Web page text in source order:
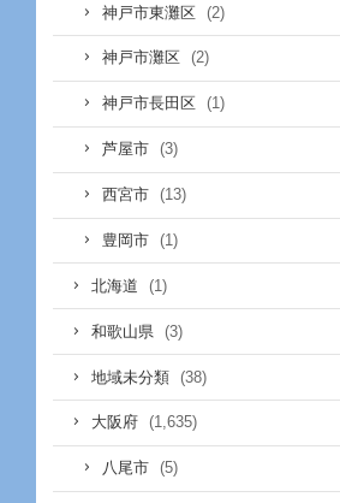
神戸市東灘区 (2)
神戸市灘区 (2)
神戸市長田区 (1)
芦屋市 (3)
西宮市 (13)
豊岡市 (1)
北海道 (1)
和歌山県 (3)
地域未分類 (38)
大阪府 (1,635)
八尾市 (5)